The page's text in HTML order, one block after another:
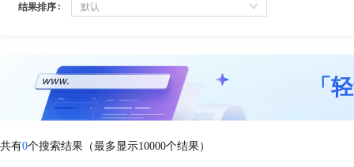
结果排序 默认
「
共有0个搜索结果（最多显示10000个结果）